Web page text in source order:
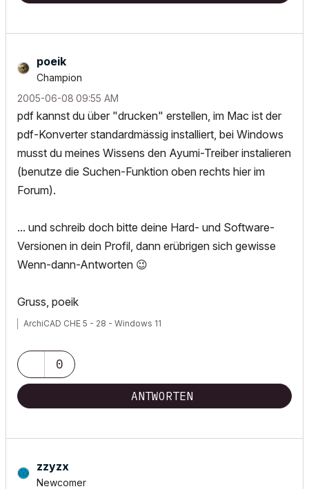
poeik
Champion
‎2005-06-08 09:55 AM
pdf kannst du über "drucken" erstellen, im Mac ist der
pdf-Konverter standardmässig installiert, bei Windows
musst du meines Wissens den Ayumi-Treiber instalieren
(benutze die Suchen-Funktion oben rechts hier im
Forum).
... und schreib doch bitte deine Hard- und Software-
Versionen in dein Profil, dann erübrigen sich gewisse
Wenn-dann-Antworten 😉
Gruss, poeik
ArchiCAD CHE 5 - 28 - Windows 11
0
ANTWORTEN
zzyzx
Newcomer